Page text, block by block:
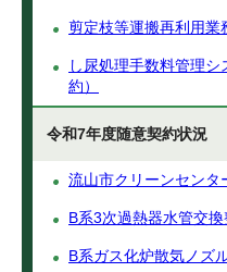
剪定枝等運搬再利用業
し尿処理手数料管理
約）
令和7年度随意契約状況
流山市クリーンセンタ
B系3次過熱器水管交
B系ガス化炉散気ノズ